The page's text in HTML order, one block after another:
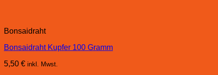
Bonsaidraht
Bonsaidraht Kupfer 100 Gramm
5,50 € inkl. Mwst.